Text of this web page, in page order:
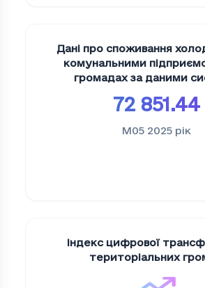
Дані про споживання
комунальними
громадах за даними
72 851.44
M05 2025 рік
Індекс цифрової
територіальних